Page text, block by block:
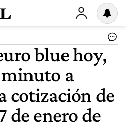
blue hoy,
minuto a
cotización de
de enero de